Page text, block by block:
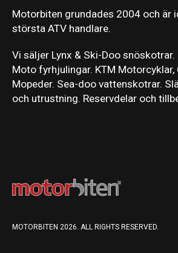
Motorbiten grundades 2004 och är
största ATV handlare.
Vi säljer Lynx & Ski-Doo snöskotrar.
Moto fyrhjulingar. KTM Motorcyklar,
Mopeder. Sea-doo vattenskotrar.
och utrustning. Reservdelar och
MOTORBITEN 2026. ALL RIGHTS RESERVED.